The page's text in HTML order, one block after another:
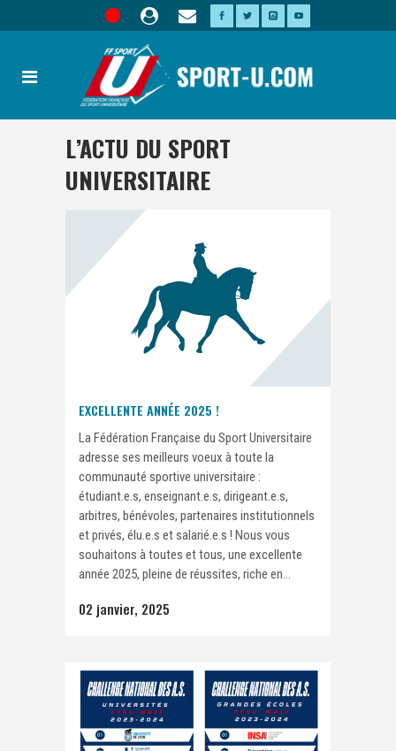
L’ACTU DU SPORT
UNIVERSITAIRE
EXCELLENTE ANNÉE 2025 !
La Fédération Française du Sport Universitaire
adresse ses meilleurs voeux à toute la
communauté sportive universitaire :
étudiant.e.s, enseignant.e.s, dirigeant.e.s,
arbitres, bénévoles, partenaires institutionnels
et privés, élu.e.s et salarié.e.s ! Nous vous
souhaitons à toutes et tous, une excellente
année 2025, pleine de réussites, riche en...
02 janvier, 2025